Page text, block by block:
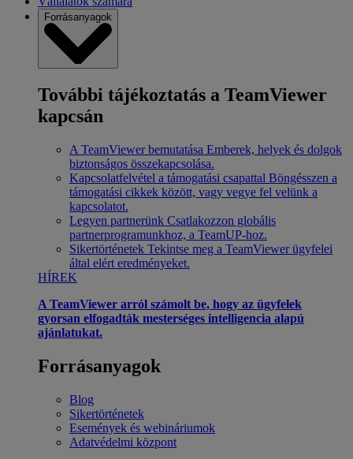
Forrásanyagok
További tájékoztatás a TeamViewer
kapcsán
A TeamViewer bemutatása Emberek, helyek és dolgok
biztonságos összekapcsolása.
Kapcsolatfelvétel a támogatási csapattal Böngésszen a
támogatási cikkek között, vagy vegye fel velünk a
kapcsolatot.
Legyen partnerünk Csatlakozzon globális
partnerprogramunkhoz, a TeamUP-hoz.
Sikertörténetek Tekintse meg a TeamViewer ügyfelei
által elért eredményeket.
HÍREK
A TeamViewer arról számolt be, hogy az ügyfelek
gyorsan elfogadták mesterséges intelligencia alapú
ajánlatukat.
Forrásanyagok
Blog
Sikertörténetek
Események és webináriumok
Adatvédelmi központ